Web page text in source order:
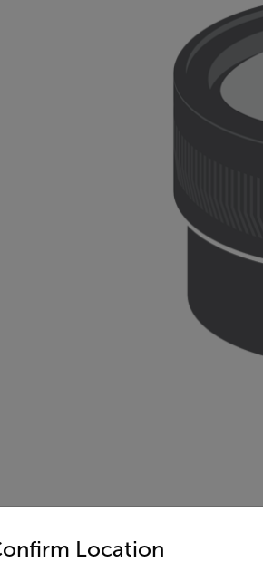
Location
the options below to access the